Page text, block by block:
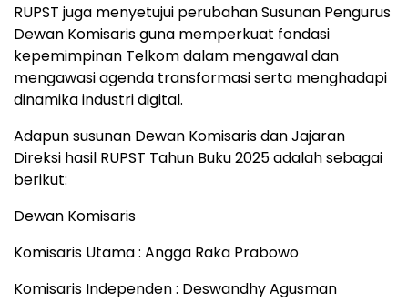
RUPST juga menyetujui perubahan Susunan Pengurus
Dewan Komisaris guna memperkuat fondasi
kepemimpinan Telkom dalam mengawal dan
mengawasi agenda transformasi serta menghadapi
dinamika industri digital.
Adapun susunan Dewan Komisaris dan Jajaran
Direksi hasil RUPST Tahun Buku 2025 adalah sebagai
berikut:
Dewan Komisaris
Komisaris Utama : Angga Raka Prabowo
Komisaris Independen : Deswandhy Agusman